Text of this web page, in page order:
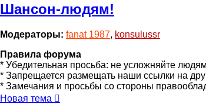
Шансон-людям!
Модераторы: fanat 1987, konsulussr
Правила форума
* Убедительная просьба: не усложняйте
* Запрещается размещать наши ссылки на
* Замечания и просьбы со стороны
Новая тема